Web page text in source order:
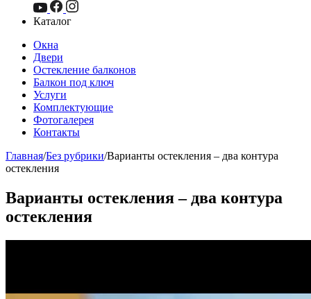
Каталог
Окна
Двери
Остекление балконов
Балкон под ключ
Услуги
Комплектующие
Фотогалерея
Контакты
Главная/Без рубрики/Варианты остекления – два контура
остекления
Варианты остекления – два контура
остекления